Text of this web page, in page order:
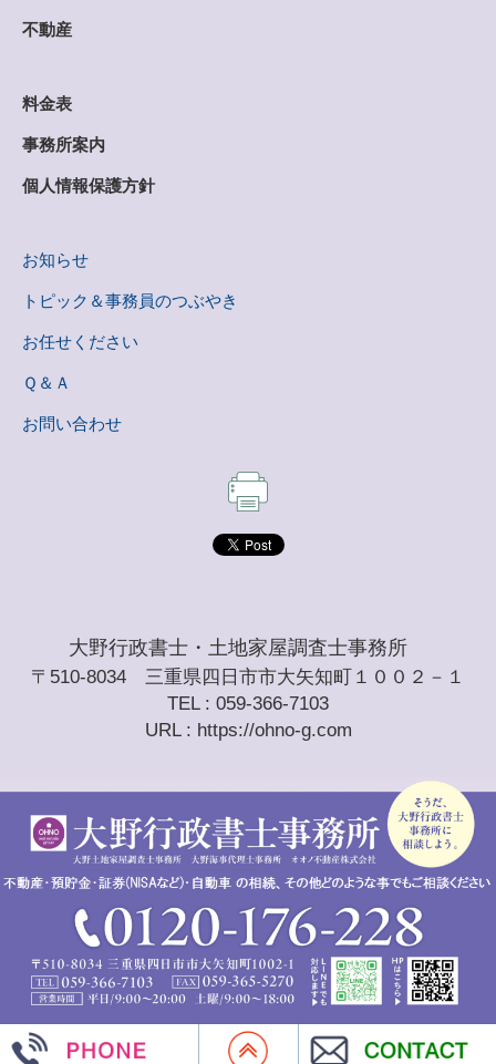
不動産
料金表
事務所案内
個人情報保護方針
お知らせ
トピック＆事務員のつぶやき
お任せください
Ｑ＆Ａ
お問い合わせ
大野行政書士・土地家屋調査士事務所
〒510-8034 三重県四日市市大矢知町１００２－１
TEL : 059-366-7103
URL : https://ohno-g.com